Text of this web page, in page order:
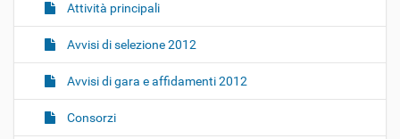
Attività principali
Avvisi di selezione 2012
Avvisi di gara e affidamenti 2012
Consorzi